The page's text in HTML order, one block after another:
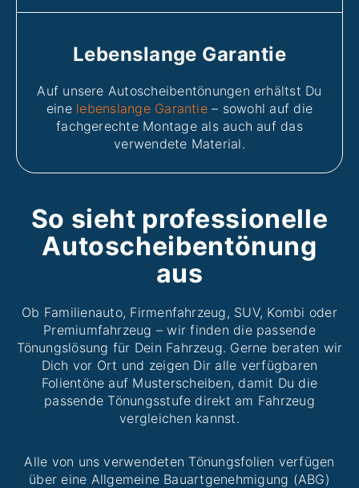
Lebenslange Garantie
Auf unsere Autoscheibentönungen erhältst Du
eine lebenslange Garantie– sowohl auf die
fachgerechte Montage als auch auf das
verwendete Material.
So sieht professionelle
Autoscheibentönung
aus
Ob Familienauto, Firmenfahrzeug, SUV, Kombi oder
Premiumfahrzeug – wir finden die passende
Tönungslösung für Dein Fahrzeug. Gerne beraten wir
Dich vor Ort und zeigen Dir alle verfügbaren
Folientöne auf Musterscheiben, damit Du die
passende Tönungsstufe direkt am Fahrzeug
vergleichen kannst.
Alle von uns verwendeten Tönungsfolien verfügen
über eine Allgemeine Bauartgenehmigung (ABG)